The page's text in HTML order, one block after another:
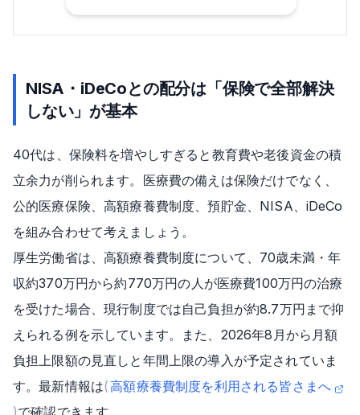
NISA・iDeCoとの配分は「保険で全部解決
しない」が基本
40代は、保険料を増やしすぎると教育費や老後資金の積
立余力が削られます。医療費の備えは保険だけでなく、
公的医療保険、高額療養費制度、預貯金、NISA、iDeCo
を組み合わせて考えましょう。
厚生労働省は、高額療養費制度について、70歳未満・年
収約370万円から約770万円の人が医療費100万円の治療
を受けた場合、現行制度では自己負担が約8.7万円まで抑
えられる例を示しています。また、2026年8月から月額
負担上限額の見直しと年間上限の導入が予定されていま
す。最新情報は(高額療養費制度を利用される皆さまへ
)で確認できます。